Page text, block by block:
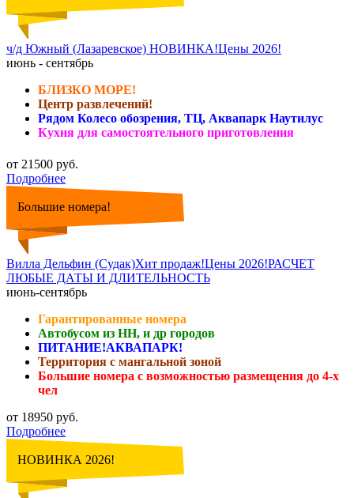
ч/д Южный (Лазаревское) НОВИНКА!Цены 2026!
июнь - сентябрь
БЛИЗКО МОРЕ!
Центр развлечений!
Рядом Колесо обозрения, ТЦ, Аквапарк Наутилус
Кухня для самостоятельного приготовления
от 21500 руб.
Подробнее
Большие номера!
Вилла Дельфин (Судак)Хит продаж!Цены 2026!РАСЧЕТ
ЛЮБЫЕ ДАТЫ И ДЛИТЕЛЬНОСТЬ
июнь-сентябрь
Гарантированные номера
Автобусом из НН, и др городов
ПИТАНИЕ!АКВАПАРК!
Территория с мангальной зоной
Большие номера с возможностью размещения до 4-х
чел
от 18950 руб.
Подробнее
НОВИНКА 2026!